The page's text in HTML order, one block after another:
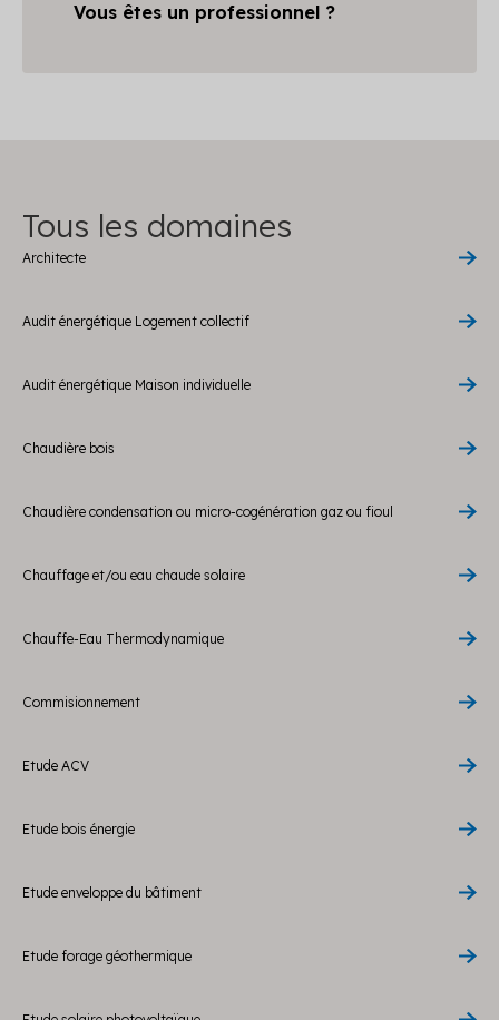
Vous êtes un professionnel ?
Tous les domaines
Architecte
Audit énergétique Logement collectif
Audit énergétique Maison individuelle
Chaudière bois
Chaudière condensation ou micro-cogénération gaz ou fioul
Chauffage et/ou eau chaude solaire
Chauffe-Eau Thermodynamique
Commisionnement
Etude ACV
Etude bois énergie
Etude enveloppe du bâtiment
Etude forage géothermique